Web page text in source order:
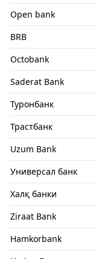
Open bank
BRB
Octobank
Saderat Bank
Туронбанк
Трастбанк
Uzum Bank
Универсал банк
Халқ банки
Ziraat Bank
Hamkorbank